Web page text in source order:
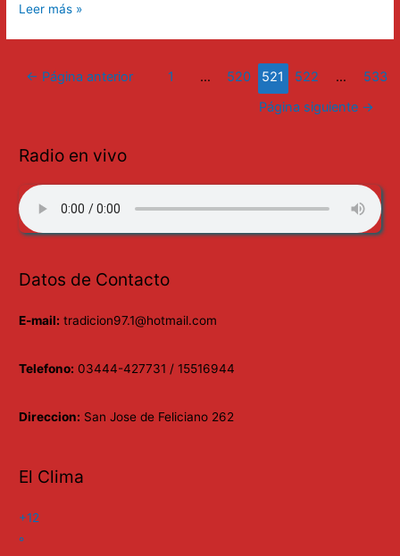
El
abril
Ritchie
Blackmore.
Leer más »
Paginación
← Página anterior 1 … 520 521 522 …
533
Página siguiente →
Radio en vivo
Datos de Contacto
E-mail: tradicion97.1@hotmail.com
Telefono: 03444-427731 / 15516944
Direccion: San Jose de Feliciano 262
El Clima
+12
°